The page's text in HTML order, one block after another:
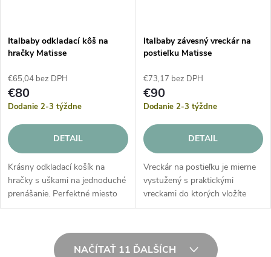
Italbaby odkladací kôš na
hračky Matisse
€65,04 bez DPH
€80
Dodanie 2-3 týždne
DETAIL
Krásny odkladací košík na
hračky s uškami na jednoduché
prenášanie. Perfektné miesto
na uloženie hračiek alebo
Italbaby závesný vreckár na
postieľku Matisse
€73,17 bez DPH
€90
Dodanie 2-3 týždne
DETAIL
Vreckár na postieľku je mierne
vystužený s praktickými
vreckami do ktorých vložíte
všetko, čo potrebujete na
prebaľovania bábätka. Závesný
organizér si môžete...
NAČÍTAŤ 11 ĎALŠÍCH